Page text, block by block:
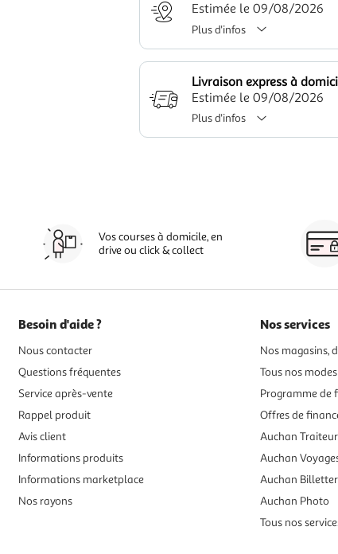
Estimée le 09/08/2026
Plus d'infos
Livraison express à
Estimée le 09/08/2026
Plus d'infos
Vos courses à domicile, en
drive ou click & collect
Besoin d'aide ?
Nous contacter
Questions fréquentes
Service après-vente
Rappel produit
Avis client
Informations produits
Informations marketplace
Nos rayons
Nos services
Nos magasins,
Tous nos
Programme de
Offres de
Auchan Traiteur
Auchan
Auchan
Auchan Photo
Tous nos